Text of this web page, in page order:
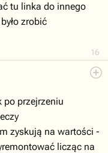
16
tu linka do innego
zrobić
po przejrzeniu
zyskują na wartości -
licząc na